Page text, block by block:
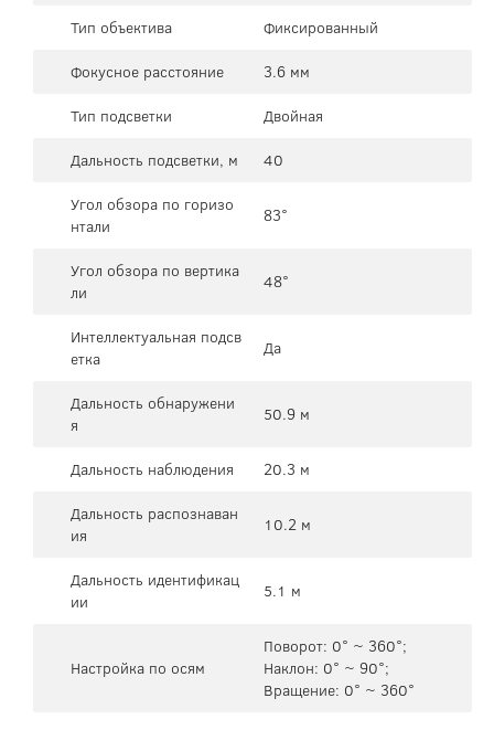
Тип объектива
Фиксированный
Фокусное расстояние
3.6 мм
Тип подсветки
Двойная
Дальность подсветки, м
40
Угол обзора по горизо
нтали
83°
Угол обзора по вертика
ли
48°
Интеллектуальная подсв
етка
Да
Дальность обнаружени
я
50.9 м
Дальность наблюдения
20.3 м
Дальность распознаван
ия
10.2 м
Дальность идентификац
ии
5.1 м
Настройка по осям
Поворот: 0° ~ 360°;
Наклон: 0° ~ 90°;
Вращение: 0° ~ 360°